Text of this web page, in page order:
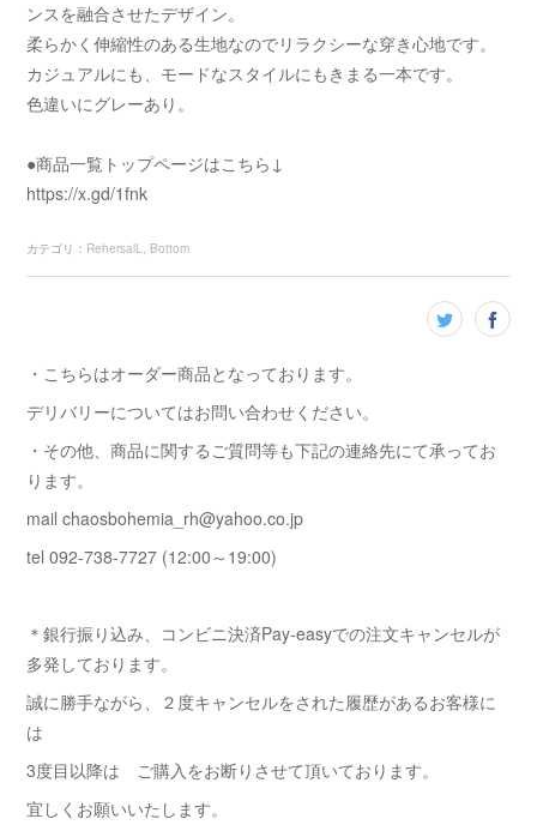
ンスを融合させたデザイン。
柔らかく伸縮性のある生地なのでリラクシーな穿き心地です。
カジュアルにも、モードなスタイルにもきまる一本です。
色違いにグレーあり。
●商品一覧トップページはこちら↓
https://x.gd/1fnk
カテゴリ ： RehersalL Bottom
・こちらはオーダー商品となっております。
デリバリーについてはお問い合わせください。
・その他、商品に関するご質問等も下記の連絡先にて承ってお
ります。
mail chaosbohemia_rh@yahoo.co.jp
tel 092-738-7727 (12:00～19:00)
＊銀行振り込み、コンビニ決済Pay-easyでの注文キャンセルが
多発しております。
誠に勝手ながら、２度キャンセルをされた履歴があるお客様に
は
3度目以降は ご購入をお断りさせて頂いております。
宜しくお願いいたします。